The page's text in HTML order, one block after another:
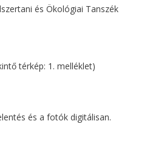
és Ökológiai Tanszék
térkép: 1. melléklet)
és a fotók digitálisan.